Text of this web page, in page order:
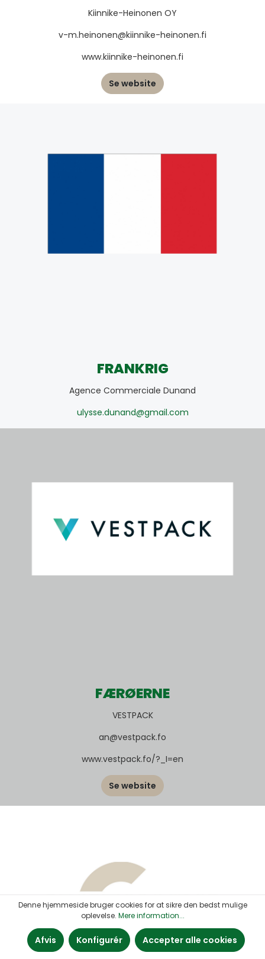
Kiinnike-Heinonen OY
v-m.heinonen@kiinnike-heinonen.fi
www.kiinnike-heinonen.fi
Se website
FRANKRIG
Agence Commerciale Dunand
ulysse.dunand@gmail.com
FÆRØERNE
VESTPACK
an@vestpack.fo
www.vestpack.fo/?_I=en
Se website
Denne hjemmeside bruger cookies for at sikre den bedst mulige
oplevelse. Mere information...
Afvis Konfigurér Accepter alle cookies